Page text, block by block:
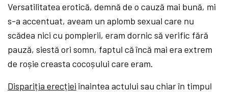
Versatilitatea erotică, demnă de o cauză mai bună, mi
s-a accentuat, aveam un aplomb sexual care nu
scădea nici cu pompierii, eram dornic să verific fără
pauză, siestă ori somn, faptul că încă mai era extrem
de roșie creasta cocoșului care eram.
Dispariția erecțieiînaintea actului sau chiar în timpul